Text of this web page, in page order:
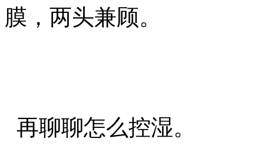
膜，两头兼顾。
再聊聊怎么控湿。